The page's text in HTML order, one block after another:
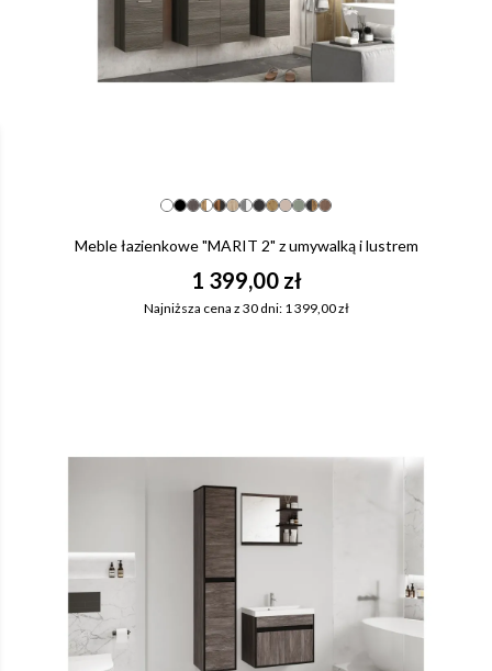
Meble łazienkowe "MARIT 2" z umywalką i lustrem
1 399,00 zł
Najniższa cena z 30 dni: 1 399,00 zł